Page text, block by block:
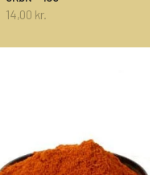
14,00 kr.